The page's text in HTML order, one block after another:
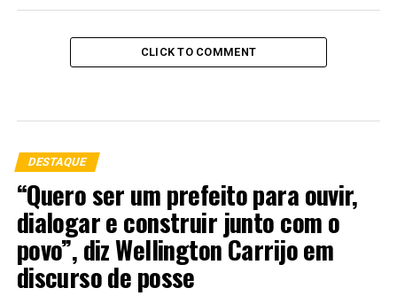
CLICK TO COMMENT
DESTAQUE
“Quero ser um prefeito para ouvir,
dialogar e construir junto com o
povo”, diz Wellington Carrijo em
discurso de posse